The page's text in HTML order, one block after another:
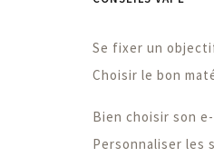
Se fixer un
Choisir le bon
Bien choisir son
Personnaliser les